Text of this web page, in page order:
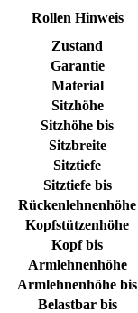
Rollen Hinweis
Zustand
Garantie
Material
Sitzhöhe
Sitzhöhe bis
Sitzbreite
Sitztiefe
Sitztiefe bis
Rückenlehnenhöhe
Kopfstützenhöhe
Kopf bis
Armlehnenhöhe
Armlehnenhöhe bis
Belastbar bis